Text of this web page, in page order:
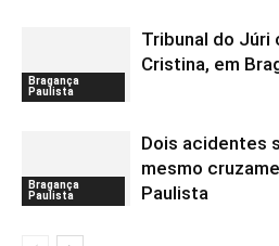
Bragança
Paulista
Tribunal do Júri
Cristina, em
Bragança
Paulista
Dois acidentes
mesmo
Paulista